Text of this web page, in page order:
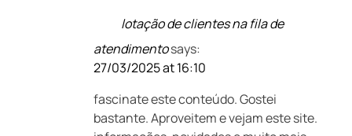
lotação de clientes na fila de
atendimentosays:
27/03/2025 at 16:10
fascinate este conteúdo. Gostei
bastante. Aproveitem e vejam este site.